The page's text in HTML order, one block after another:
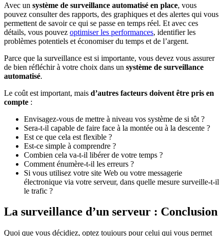
Avec un système de surveillance automatisé en place, vous
pouvez consulter des rapports, des graphiques et des alertes qui vous
permettent de savoir ce qui se passe en temps réel. Et avec ces
détails, vous pouvez optimiser les performances, identifier les
problèmes potentiels et économiser du temps et de l’argent.
Parce que la surveillance est si importante, vous devez vous assurer
de bien réfléchir à votre choix dans un système de surveillance
automatisé.
Le coût est important, mais d’autres facteurs doivent être pris en
compte :
Envisagez-vous de mettre à niveau vos système de si tôt ?
Sera-t-il capable de faire face à la montée ou à la descente ?
Est ce que cela est flexible ?
Est-ce simple à comprendre ?
Combien cela va-t-il libérer de votre temps ?
Comment énumère-t-il les erreurs ?
Si vous utilisez votre site Web ou votre messagerie
électronique via votre serveur, dans quelle mesure surveille-t-il
le trafic ?
La surveillance d’un serveur : Conclusion
Quoi que vous décidiez, optez toujours pour celui qui vous permet